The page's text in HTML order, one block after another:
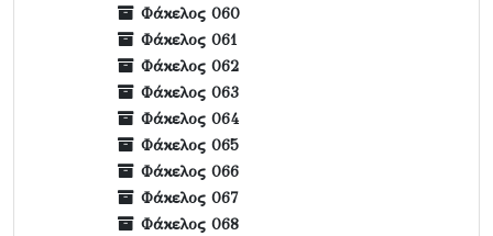
Φάκελος 060
Φάκελος 061
Φάκελος 062
Φάκελος 063
Φάκελος 064
Φάκελος 065
Φάκελος 066
Φάκελος 067
Φάκελος 068